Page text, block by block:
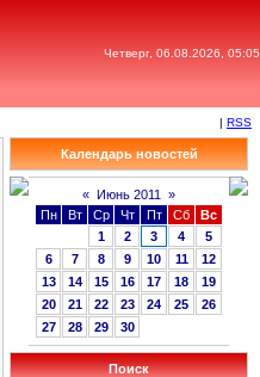
Четверг, 06.08.2026, 05:05
| RSS
Календарь новостей
« Июнь 2011
»
Пн
Вт Ср Чт Пт Сб
Вс
1
2 3 4
5
6
7 8 9 10 11
12
13
14 15 16 17 18
19
20
21 22 23 24 25
26
27
28 29 30
Поиск